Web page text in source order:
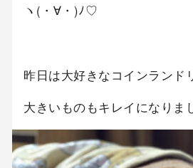
ヽ(・∀・)ﾉ♡
昨日は大好きなコインラン
大きいものもキレイになりま